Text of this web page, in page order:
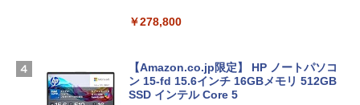
￥278,800
【Amazon.co.jp限定】 HP ノートパソコ
ン 15-fd 15.6インチ 16GBメモリ 512GB
SSD インテル Core 5